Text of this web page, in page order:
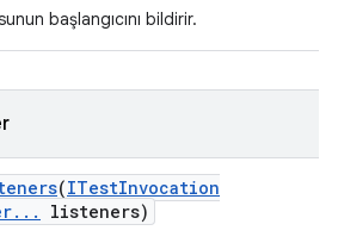
başlangıcını bildirir.
(ITestInvocation
. . . listeners)